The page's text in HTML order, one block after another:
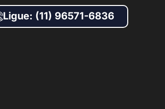
Ligue: (11) 96571-6836